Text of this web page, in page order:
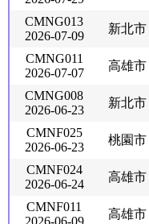
CMNG013
2026-07-09
新北市
CMNG011
2026-07-07
高雄市
CMNG008
2026-06-23
新北市
CMNF025
2026-06-23
桃園市
CMNF024
2026-06-24
高雄市
CMNF011
2026-06-09
高雄市